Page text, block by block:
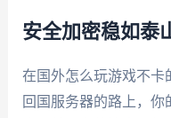
安全加密稳如泰
在国外怎么玩游戏不卡
回国服务器的路上，